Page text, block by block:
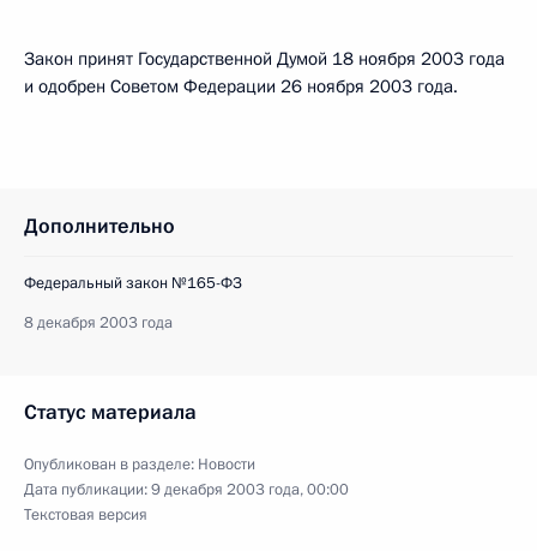
Закон принят Государственной Думой 18 ноября 2003 года
и одобрен Советом Федерации 26 ноября 2003 года.
Дополнительно
Федеральный закон №165-ФЗ
8 декабря 2003 года
Статус материала
Опубликован в разделе: Новости
Дата публикации:9 декабря 2003 года, 00:00
Текстовая версия